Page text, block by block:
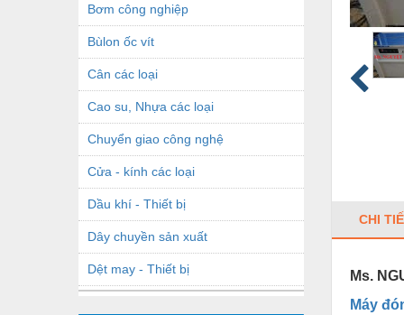
Bơm công nghiệp
Bùlon ốc vít
Cân các loại
Cao su, Nhựa các loại
Chuyển giao công nghệ
Cửa - kính các loại
Dầu khí - Thiết bị
Dây chuyền sản xuất
Dệt may - Thiết bị
CHI
Ms.
Máy